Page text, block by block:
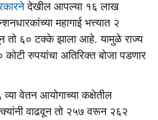
देखील आपल्या १६ लाख
महागाई भत्त्यात २
तो ६० टक्के झाला आहे. यामुळे राज्य
कोटी रुपयांचा अतिरिक्त बोजा पडणार
वेतन आयोगाच्या कक्षेतील
वाढवून तो २५७ वरून २६२